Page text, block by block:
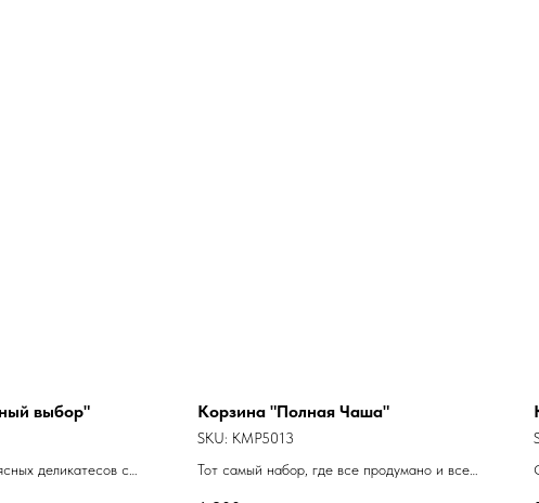
выбор"
деликатесов с
Корзина "Полная Чаша"
SKU: KMP5013
Тот самый набор, где все продумано и все